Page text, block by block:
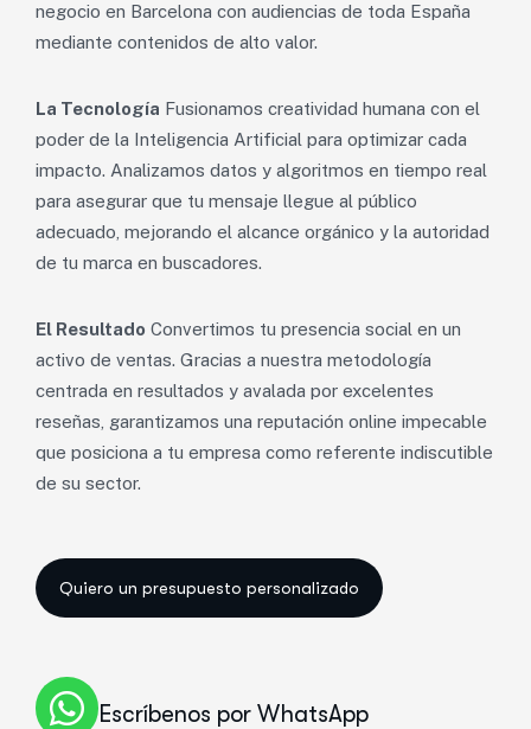
negocio en Barcelona con audiencias de toda España
mediante contenidos de alto valor.
La Tecnología Fusionamos creatividad humana con el
poder de la Inteligencia Artificial para optimizar cada
impacto. Analizamos datos y algoritmos en tiempo real
para asegurar que tu mensaje llegue al público
adecuado, mejorando el alcance orgánico y la autoridad
de tu marca en buscadores.
El Resultado Convertimos tu presencia social en un
activo de ventas. Gracias a nuestra metodología
centrada en resultados y avalada por excelentes
reseñas, garantizamos una reputación online impecable
que posiciona a tu empresa como referente indiscutible
de su sector.
Escríbenos por WhatsApp